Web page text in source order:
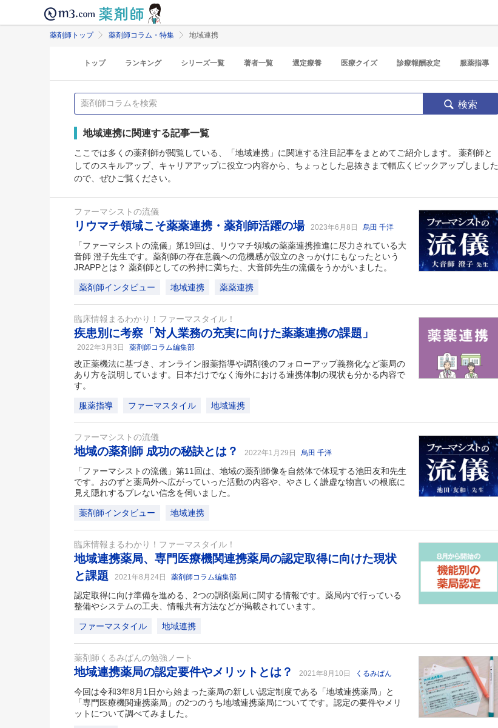
薬剤師トップ 薬剤師コラム・特集 地域連携
トップ ランキング シリーズ一覧 著者一覧 選定療養 医療クイズ 診療報酬改定 服薬指導
検索
地域連携に関連する記事一覧
ここでは多くの薬剤師が閲覧している、「地域連携」に関連する注目記事をまとめてご紹介します。 薬剤師と
してのスキルアップ、キャリアアップに役立つ内容から、ちょっとした息抜きまで幅広くピックアップしました
ので、ぜひご覧ください。
ファーマシストの流儀
リウマチ領域こそ薬薬連携・薬剤師活躍の場 2023年6月8日 烏田 千洋
「ファーマシストの流儀」第19回は、リウマチ領域の薬薬連携推進に尽力されている大
音師 澄子先生です。薬剤師の存在意義への危機感が設立のきっかけにもなったという
JRAPPとは？ 薬剤師としての矜持に満ちた、大音師先生の流儀をうかがいました。
薬剤師インタビュー 地域連携 薬薬連携
臨床情報まるわかり！ファーマスタイル！
疾患別に考察「対人業務の充実に向けた薬薬連携の課題」
2022年3月3日 薬剤師コラム編集部
改正薬機法に基づき、オンライン服薬指導や調剤後のフォローアップ義務化など薬局の
あり方を説明しています。日本だけでなく海外における連携体制の現状も分かる内容で
す。
服薬指導 ファーマスタイル 地域連携
ファーマシストの流儀
地域の薬剤師 成功の秘訣とは？ 2022年1月29日 烏田 千洋
「ファーマシストの流儀」第11回は、地域の薬剤師像を自然体で体現する池田友和先生
です。おのずと薬局外へ広がっていった活動の内容や、やさしく謙虚な物言いの根底に
見え隠れするブレない信念を伺いました。
薬剤師インタビュー 地域連携
臨床情報まるわかり！ファーマスタイル！
地域連携薬局、専門医療機関連携薬局の認定取得に向けた現状
と課題
2021年8月24日 薬剤師コラム編集部
認定取得に向け準備を進める、2つの調剤薬局に関する情報です。薬局内で行っている
整備やシステムの工夫、情報共有方法などが掲載されています。
ファーマスタイル 地域連携
薬剤師くるみぱんの勉強ノート
地域連携薬局の認定要件やメリットとは？ 2021年8月10日 くるみぱん
今回は令和3年8月1日から始まった薬局の新しい認定制度である「地域連携薬局」と
「専門医療機関連携薬局」の2つのうち地域連携薬局についてです。認定の要件やメリ
ットについて調べてみました。